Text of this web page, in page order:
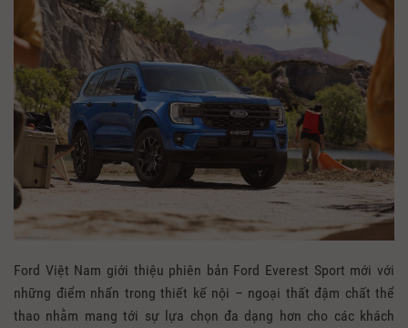
Ford Việt Nam giới thiệu phiên bản Ford Everest Sport mới với
những điểm nhấn trong thiết kế nội – ngoại thất đậm chất thể
thao nhằm mang tới sự lựa chọn đa dạng hơn cho các khách